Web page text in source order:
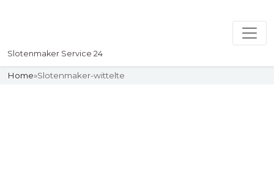
Slotenmaker Service 24
Home»Slotenmaker-wittelte